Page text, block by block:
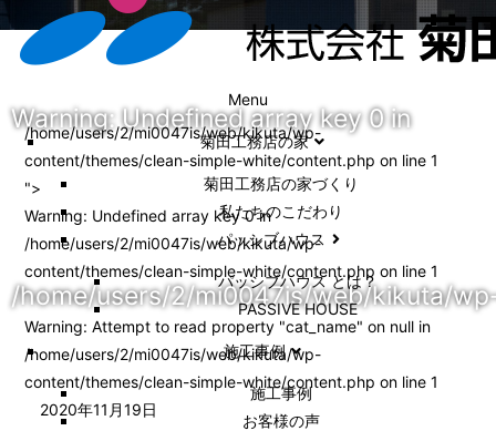
Menu
菊田工務店の家
菊田工務店の家づくり​
私たちのこだわり
パッシブハウス
パッシブハウス とは？
PASSIVE HOUSE
施工事例
施⼯事例
お客様の声
Warning: Undefined array key 0 in
/home/users/2/mi0047is/web/kikuta/
/home/users/2/mi0047is/web/kikuta/wp-
content/themes/clean-simple-white/content.php on line1
">
Warning: Undefined array key 0 in
/home/users/2/mi0047is/web/kikuta/wp-
content/themes/clean-simple-white/content.php on line1
Warning: Attempt to read property "cat_name" on null in
/home/users/2/mi0047is/web/kikuta/wp-
content/themes/clean-simple-white/content.php on line1
2020年11月19日